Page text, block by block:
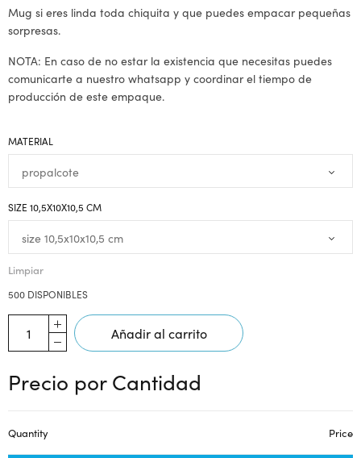
Mug si eres linda toda chiquita y que puedes empacar pequeñas
sorpresas.
NOTA: En caso de no estar la existencia que necesitas puedes
comunicarte a nuestro whatsapp y coordinar el tiempo de
producción de este empaque.
MATERIAL
SIZE 10,5X10X10,5 CM
Limpiar
500 DISPONIBLES
Añadir al carrito
Precio por Cantidad
Quantity Price